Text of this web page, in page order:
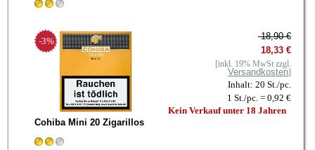
-3%
Cohiba Mini 20 Zigarillos
18,90 €
18,33 €
[inkl. 19% MwSt zzgl.
Versandkosten]
Inhalt: 20 St./pc.
1 St./pc. = 0,92 €
Kein Verkauf unter 18 Jahren